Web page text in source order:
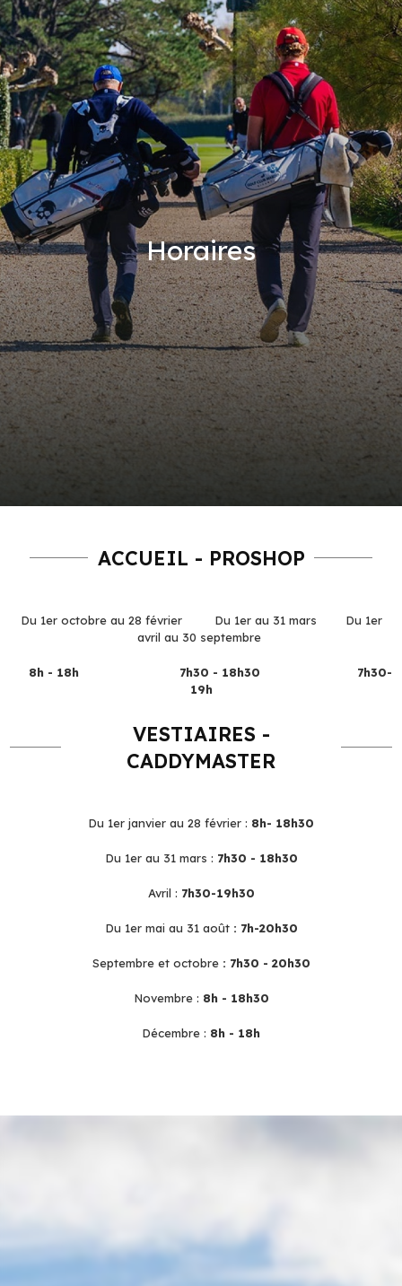
Horaires
ACCUEIL - PROSHOP
Du 1er octobre au 28 février Du 1er au 31 mars Du 1er
avril au 30 septembre
8h - 18h 7h30 - 18h30 7h30-
19h
VESTIAIRES -
CADDYMASTER
Du 1er janvier au 28 février : 8h- 18h30
Du 1er au 31 mars : 7h30 - 18h30
Avril : 7h30-19h30
Du 1er mai au 31 août: 7h-20h30
Septembre et octobre: 7h30 - 20h30
Novembre : 8h - 18h30
Décembre : 8h - 18h